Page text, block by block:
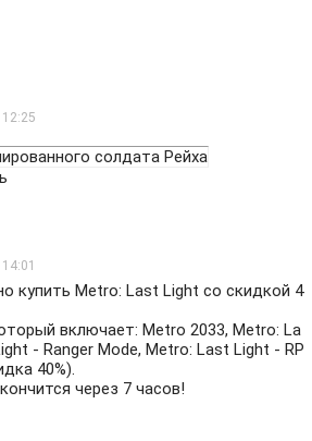
солдата Рейха
купить Metro: Last Light со скидкой 4
включает: Metro 2033, Metro: La
- Ranger Mode, Metro: Last Light - RP
40%).
через 7 часов!